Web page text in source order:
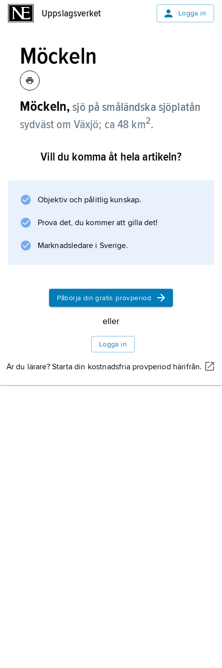
Uppslagsverket Logga in
Möckeln
Möckeln, sjö på småländska sjöplatån
sydväst om Växjö; ca 48 km2.
israndbildning, är flikig och har flera stora öar.
Vill du komma åt hela artikeln?
Objektiv och pålitlig kunskap.
Prova det, du kommer att gilla det!
Marknadsledare i Sverige.
Påbörja din gratis provperiod
eller
Logga in
Är du lärare? Starta din kostnadsfria provperiod härifrån.